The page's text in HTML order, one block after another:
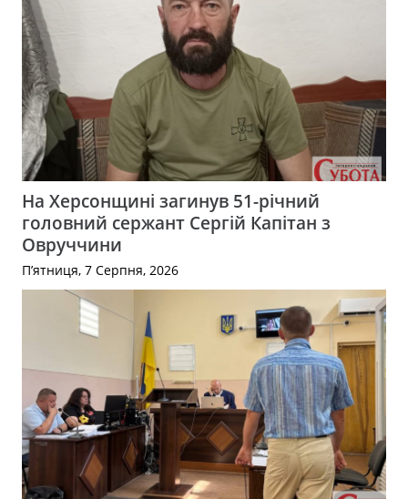
На Херсонщині загинув 51-річний
головний сержант Сергій Капітан з
Овруччини
П’ятниця, 7 Серпня, 2026